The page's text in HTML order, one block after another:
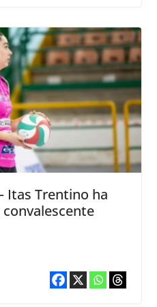
Itas Trentino ha
convalescente